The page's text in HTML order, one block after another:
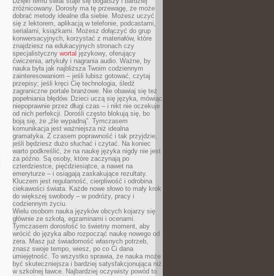
zróżnicowany. Dorosły ma tę przewagę, że może
dobrać metody idealne dla siebie. Możesz uczyć
się z lektorem, aplikacją w telefonie, podcastami,
serialami, książkami. Możesz dołączyć do grup
konwersacyjnych, korzystać z materiałów, które
znajdziesz na edukacyjnych stronach czy
specjalistyczny wortal językowy, oferujący
ćwiczenia, artykuły i nagrania audio. Ważne, by
nauka była jak najbliższa Twoim codziennym
zainteresowaniom – jeśli lubisz gotować, czytaj
przepisy; jeśli kręci Cię technologia, śledź
zagraniczne portale branżowe. Nie obawiaj się też
popełniania błędów. Dzieci uczą się języka, mówiąc
niepoprawnie przez długi czas – i nikt nie oczekuje
od nich perfekcji. Dorośli często blokują się, bo
boją się, że „źle wypadną”. Tymczasem
komunikacja jest ważniejsza niż idealna
gramatyka. Z czasem poprawność i tak przyjdzie,
jeśli będziesz dużo słuchać i czytać. Na koniec
warto podkreślić, że na naukę języka nigdy nie jest
za późno. Są osoby, które zaczynają po
czterdziestce, pięćdziesiątce, a nawet na
emeryturze – i osiągają zaskakujące rezultaty.
Kluczem jest regularność, cierpliwość i odrobina
ciekawości świata. Każde nowe słowo to mały krok
do większej swobody – w podróży, pracy i
codziennym życiu.
Wielu osobom nauka języków obcych kojarzy się
głównie ze szkołą, egzaminami i ocenami.
Tymczasem dorosłość to świetny moment, aby
wrócić do języka albo rozpocząć naukę nowego od
zera. Masz już świadomość własnych potrzeb,
znasz swoje tempo, wiesz, po co Ci dana
umiejętność. To wszystko sprawia, że nauka może
być skuteczniejsza i bardziej satysfakcjonująca niż
w szkolnej ławce. Najbardziej oczywisty powód to